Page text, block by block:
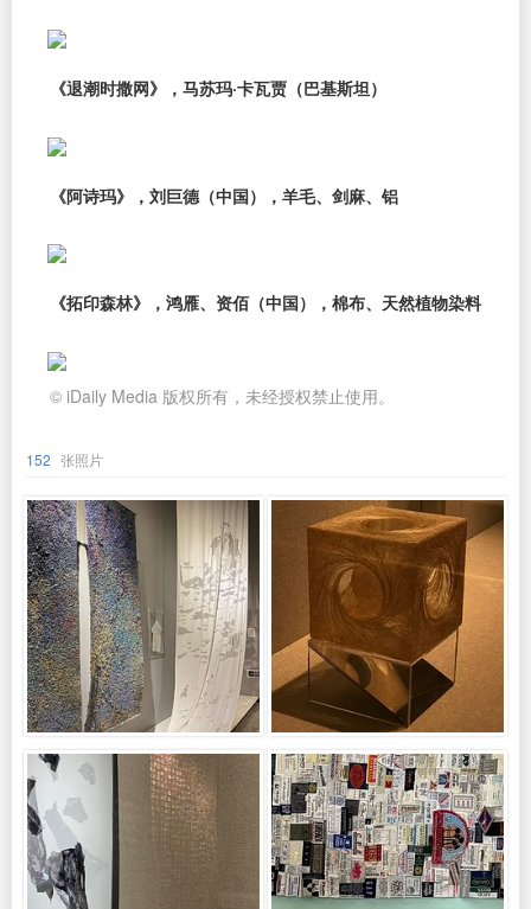
《退潮时撒网》，马苏玛·卡瓦贾（巴基斯坦）
《阿诗玛》，刘巨德（中国），羊毛、剑麻、铝
《拓印森林》，鸿雁、资佰（中国），棉布、天然植物染料
© iDaily Media 版权所有，未经授权禁止使用。
152 张照片